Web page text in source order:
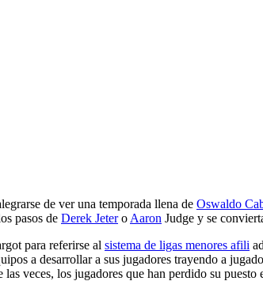
de ver una temporada llena de Oswaldo
pasos de Derek Jetero Aaron Judge y se
para referirse al sistema de ligas menores afili
a desarrollar a sus jugadores trayendo a
veces, los jugadores que han perdido su